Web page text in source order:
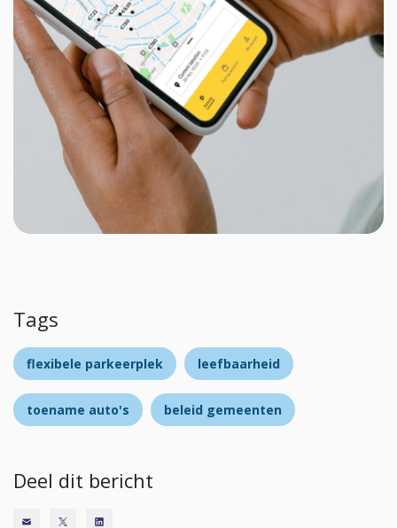
Tags
flexibele parkeerplek leefbaarheid
toename auto's beleid gemeenten
Deel dit bericht